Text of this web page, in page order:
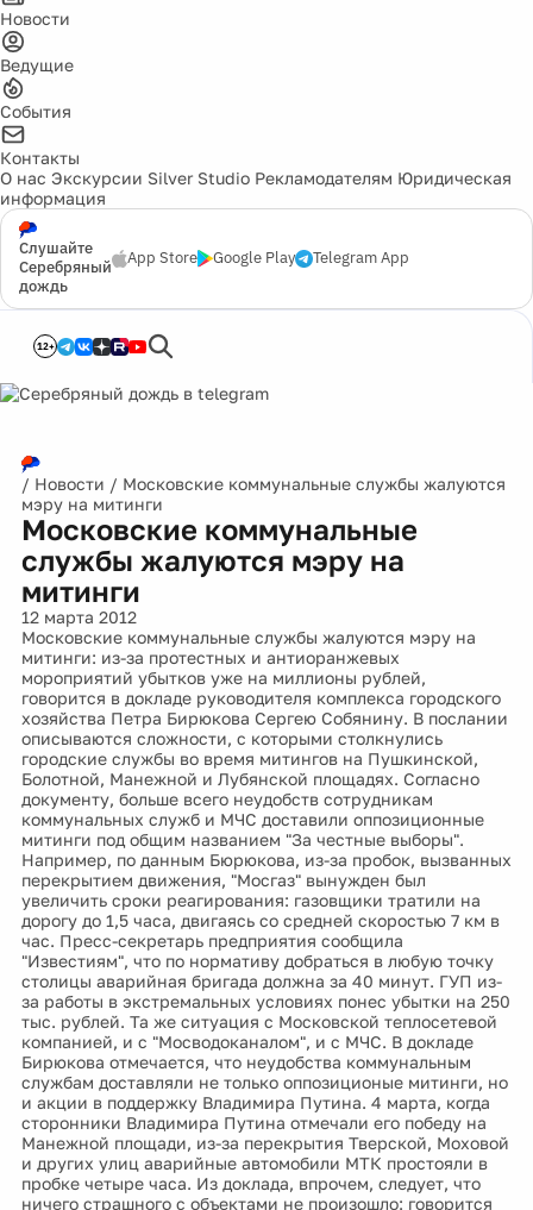
Новости
Ведущие
События
Контакты
О нас Экскурсии Silver Studio Рекламодателям Юридическая
информация
Слушайте
Серебряный
дождь
App Store Google Play Telegram App
12+
/ Новости / Московские коммунальные службы жалуются
мэру на митинги
Московские коммунальные
службы жалуются мэру на
митинги
12 марта 2012
Московские коммунальные службы жалуются мэру на
митинги: из-за протестных и антиоранжевых
мороприятий убытков уже на миллионы рублей,
говорится в докладе руководителя комплекса городского
хозяйства Петра Бирюкова Сергею Собянину. В послании
описываются сложности, с которыми столкнулись
городские службы во время митингов на Пушкинской,
Болотной, Манежной и Лубянской площадях. Согласно
документу, больше всего неудобств сотрудникам
коммунальных служб и МЧС доставили оппозиционные
митинги под общим названием "За честные выборы".
Например, по данным Бюрюкова, из-за пробок, вызванных
перекрытием движения, "Мосгаз" вынужден был
увеличить сроки реагирования: газовщики тратили на
дорогу до 1,5 часа, двигаясь со средней скоростью 7 км в
час. Пресс-секретарь предприятия сообщила
"Известиям", что по нормативу добраться в любую точку
столицы аварийная бригада должна за 40 минут. ГУП из-
за работы в экстремальных условиях понес убытки на 250
тыс. рублей. Та же ситуация с Московской теплосетевой
компанией, и с "Мосводоканалом", и с МЧС. В докладе
Бирюкова отмечается, что неудобства коммунальным
службам доставляли не только оппозиционые митинги, но
и акции в поддержку Владимира Путина. 4 марта, когда
сторонники Владимира Путина отмечали его победу на
Манежной площади, из-за перекрытия Тверской, Моховой
и других улиц аварийные автомобили МТК простояли в
пробке четыре часа. Из доклада, впрочем, следует, что
ничего страшного с объектами не произошло: говорится